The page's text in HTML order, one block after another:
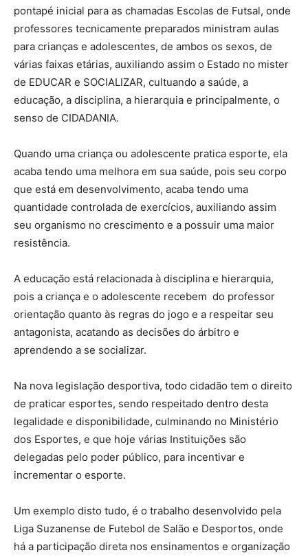
pontapé inicial para as chamadas Escolas de Futsal, onde
professores tecnicamente preparados ministram aulas
para crianças e adolescentes, de ambos os sexos, de
várias faixas etárias, auxiliando assim o Estado no mister
de EDUCAR e SOCIALIZAR, cultuando a saúde, a
educação, a disciplina, a hierarquia e principalmente, o
senso de CIDADANIA.
Quando uma criança ou adolescente pratica esporte, ela
acaba tendo uma melhora em sua saúde, pois seu corpo
que está em desenvolvimento, acaba tendo uma
quantidade controlada de exercícios, auxiliando assim
seu organismo no crescimento e a possuir uma maior
resistência.
A educação está relacionada à disciplina e hierarquia,
pois a criança e o adolescente recebem do professor
orientação quanto às regras do jogo e a respeitar seu
antagonista, acatando as decisões do árbitro e
aprendendo a se socializar.
Na nova legislação desportiva, todo cidadão tem o direito
de praticar esportes, sendo respeitado dentro desta
legalidade e disponibilidade, culminando no Ministério
dos Esportes, e que hoje várias Instituições são
delegadas pelo poder público, para incentivar e
incrementar o esporte.
Um exemplo disto tudo, é o trabalho desenvolvido pela
Liga Suzanense de Futebol de Salão e Desportos, onde
há a participação direta nos ensinamentos e organização